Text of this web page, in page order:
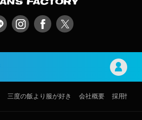
三度の飯より服が好き 会社概要 採用情報